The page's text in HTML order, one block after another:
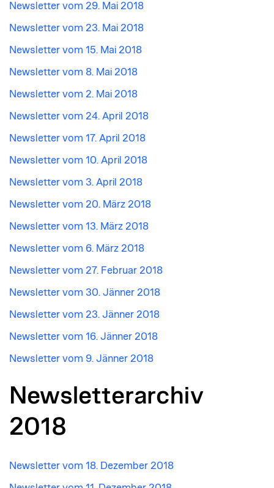
Newsletter vom 29. Mai 2018
Newsletter vom 23. Mai 2018
Newsletter vom 15. Mai 2018
Newsletter vom 8. Mai 2018
Newsletter vom 2. Mai 2018
Newsletter vom 24. April 2018
Newsletter vom 17. April 2018
Newsletter vom 10. April 2018
Newsletter vom 3. April 2018
Newsletter vom 20. März 2018
Newsletter vom 13. März 2018
Newsletter vom 6. März 2018
Newsletter vom 27. Februar 2018
Newsletter vom 30. Jänner 2018
Newsletter vom 23. Jänner 2018
Newsletter vom 16. Jänner 2018
Newsletter vom 9. Jänner 2018
Newsletterarchiv
2018
Newsletter vom 18. Dezember 2018